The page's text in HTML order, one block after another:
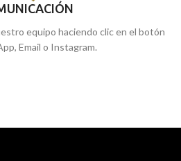
equipo haciendo clic en el botón
Email o Instagram.